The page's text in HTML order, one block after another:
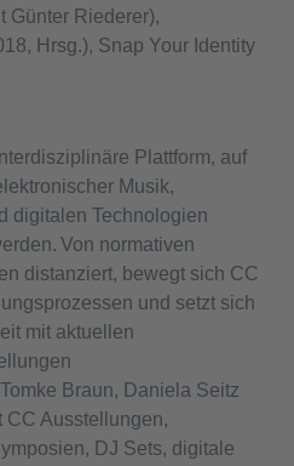
Günter Riederer),
Hrsg.), Snap Your Identity
Plattform, auf
Musik,
digitalen Technologien
Von normativen
distanziert, bewegt sich CC
und setzt sich
mit aktuellen
Braun, Daniela Seitz
CC Ausstellungen,
DJ Sets, digitale